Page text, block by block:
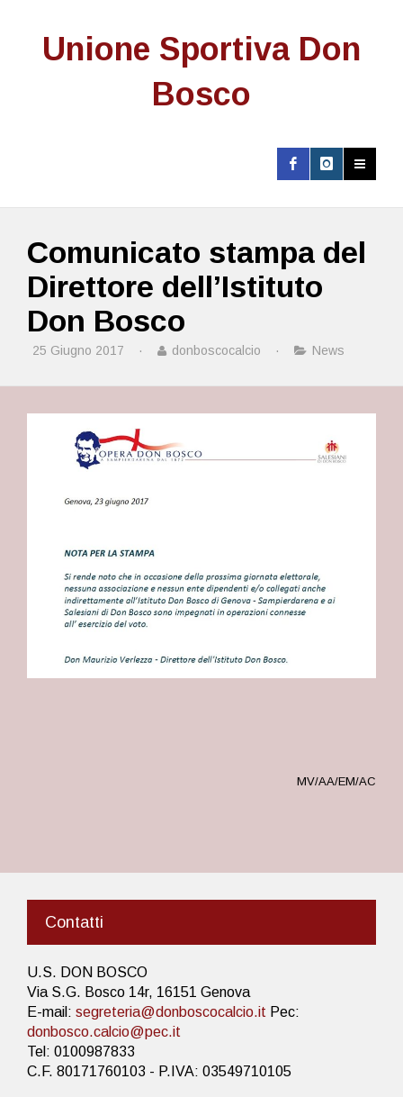
Unione Sportiva Don
Bosco
Comunicato stampa del
Direttore dell’Istituto
Don Bosco
25 Giugno 2017 · donboscocalcio · News
MV/AA/EM/AC
Contatti
U.S. DON BOSCO
Via S.G. Bosco 14r, 16151 Genova
E-mail: segreteria@donboscocalcio.it Pec:
donbosco.calcio@pec.it
Tel: 0100987833
C.F. 80171760103 - P.IVA: 03549710105